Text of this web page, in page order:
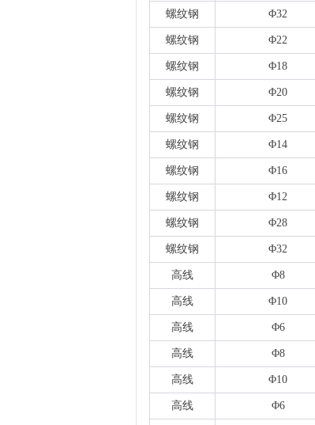
螺纹钢 Φ32
螺纹钢 Φ22
螺纹钢 Φ18
螺纹钢 Φ20
螺纹钢 Φ25
螺纹钢 Φ14
螺纹钢 Φ16
螺纹钢 Φ12
螺纹钢 Φ28
螺纹钢 Φ32
高线 Φ8
高线 Φ10
高线 Φ6
高线 Φ8
高线 Φ10
高线 Φ6